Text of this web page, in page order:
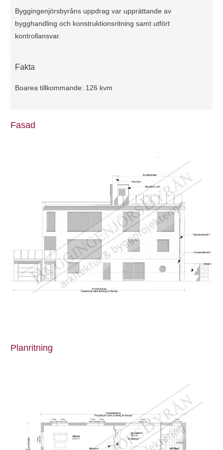
Byggingenjörsbyråns uppdrag var upprättande av
bygghandling och konstruktionsritning samt utfört
kontrollansvar.
Fakta
Boarea tillkommande: 126 kvm
Fasad
Planritning